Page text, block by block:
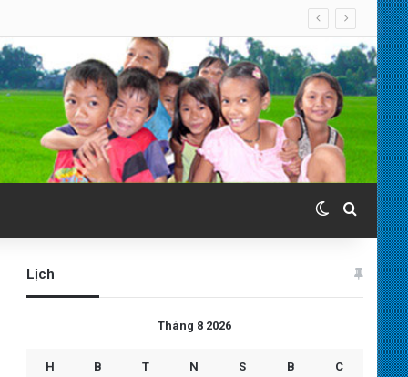
Switch skin
Search
Lịch
Tháng 8 2026
H B T N S B C